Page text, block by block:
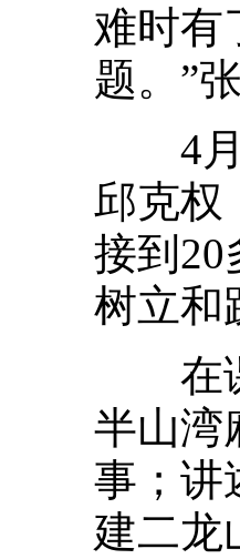
难时有
题。”
4月
邱克权
接到20
树立和
在课
半山湾
事；讲
建二龙